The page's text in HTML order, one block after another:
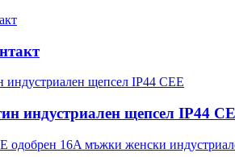
индустриален щепсел IP44